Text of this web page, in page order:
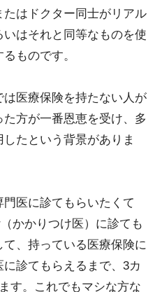
はドクター同士がリアル
はそれと同等なものを使
ものです。
医療保険を持たない人が
方が一番恩恵を受け、多
たという背景がありま
医に診てもらいたくて
かかりつけ医）に診ても
、持っている医療保険に
診てもらえるまで、3カ
す。これでもマシな方な